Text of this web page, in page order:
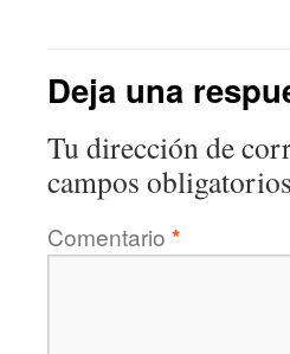
Deja una
Tu dirección de
campos
Comentario *